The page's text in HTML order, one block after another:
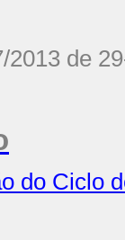
2013 de
do Ciclo